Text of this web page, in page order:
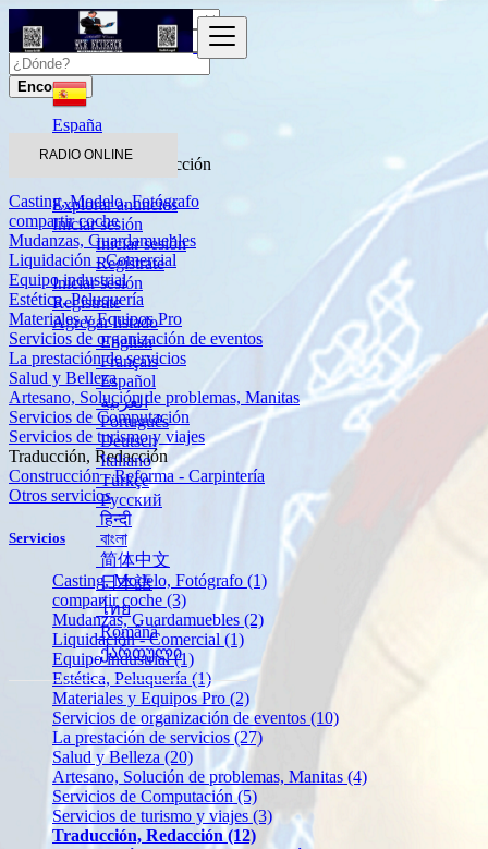
RADIO ONLINE
Explorar anuncios
Iniciar sesión
Iniciar sesión
Regístrate
Iniciar sesión
Regístrate
Agregar listado
English
Français
Español
العربية
Português
Deutsch
Italiano
Türkçe
Русский
हिन्दी
বাংলা
简体中文
日本語
ไทย
Română
ქართული
Encontrar
España
Traducción, Redacción
Casting, Modelo, Fotógrafo
compartir coche
Mudanzas, Guardamuebles
Liquidación - Comercial
Equipo industrial
Estética, Peluquería
Materiales y Equipos Pro
Servicios de organización de eventos
La prestación de servicios
Salud y Belleza
Artesano, Solución de problemas, Manitas
Servicios de Computación
Servicios de turismo y viajes
Traducción, Redacción
Construcción - Reforma - Carpintería
Otros servicios
Servicios
Casting, Modelo, Fotógrafo (1)
compartir coche (3)
Mudanzas, Guardamuebles (2)
Liquidación - Comercial (1)
Equipo industrial(1)
Estética, Peluquería (1)
Materiales y Equipos Pro (2)
Servicios de organización de eventos (10)
La prestación de servicios (27)
Salud y Belleza (20)
Artesano, Solución de problemas, Manitas (4)
Servicios de Computación(5)
Servicios de turismo y viajes (3)
Traducción, Redacción(12)